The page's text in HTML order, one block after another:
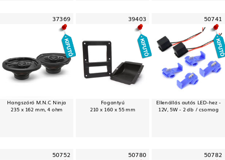
37369
Hangszóró M.N.C Ninja
235 x 162 mm, 4 ohm
39403
Fogantyú
210 x 160 x 55 mm
50741
Ellenállás autós LED-hez -
12V, 5W - 2 db / csomag
50752 50780 50782